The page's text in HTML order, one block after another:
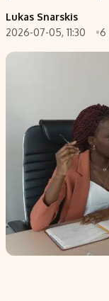
Saulės elektrinės
Kriptovaliutos
Infliacija
Migracija
Redakcija
Apie mus
Lukas Snarskis
2026-07-05, 11:30
6